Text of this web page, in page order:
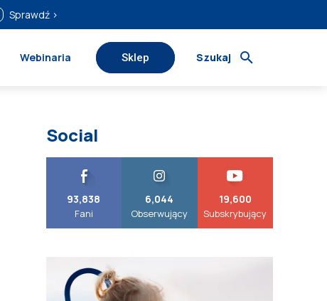
Sprawdź ›
Szukaj
Webinaria Sklep
Social
93,838
Fani
6,044
Obserwujący
19,600
Subskrybujący